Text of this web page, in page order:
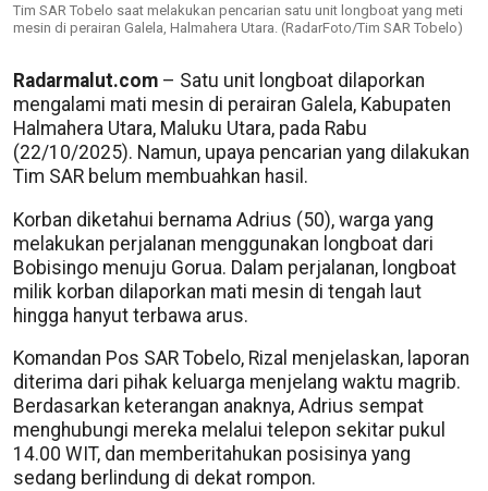
Tim SAR Tobelo saat melakukan pencarian satu unit longboat yang meti
mesin di perairan Galela, Halmahera Utara. (RadarFoto/Tim SAR Tobelo)
Radarmalut.com – Satu unit longboat dilaporkan
mengalami mati mesin di perairan Galela, Kabupaten
Halmahera Utara, Maluku Utara, pada Rabu
(22/10/2025). Namun, upaya pencarian yang dilakukan
Tim SAR belum membuahkan hasil.
Korban diketahui bernama Adrius (50), warga yang
melakukan perjalanan menggunakan longboat dari
Bobisingo menuju Gorua. Dalam perjalanan, longboat
milik korban dilaporkan mati mesin di tengah laut
hingga hanyut terbawa arus.
Komandan Pos SAR Tobelo, Rizal menjelaskan, laporan
diterima dari pihak keluarga menjelang waktu magrib.
Berdasarkan keterangan anaknya, Adrius sempat
menghubungi mereka melalui telepon sekitar pukul
14.00 WIT, dan memberitahukan posisinya yang
sedang berlindung di dekat rompon.